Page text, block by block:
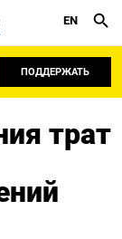
EN
ПОДДЕРЖАТЬ
трат